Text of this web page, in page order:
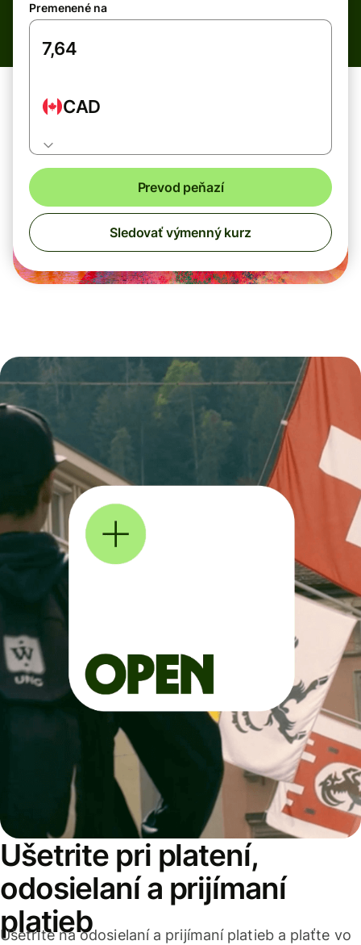
Premenené na
CAD
Prevod peňazí
Sledovať výmenný kurz
Ušetrite pri platení,
odosielaní a prijímaní
platieb
Ušetrite na odosielaní a prijímaní platieb a plaťte vo